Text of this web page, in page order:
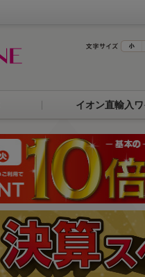
イオン直輸入